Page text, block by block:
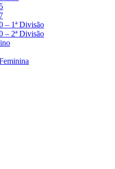
– 1ª Divisão
– 2ª Divisão